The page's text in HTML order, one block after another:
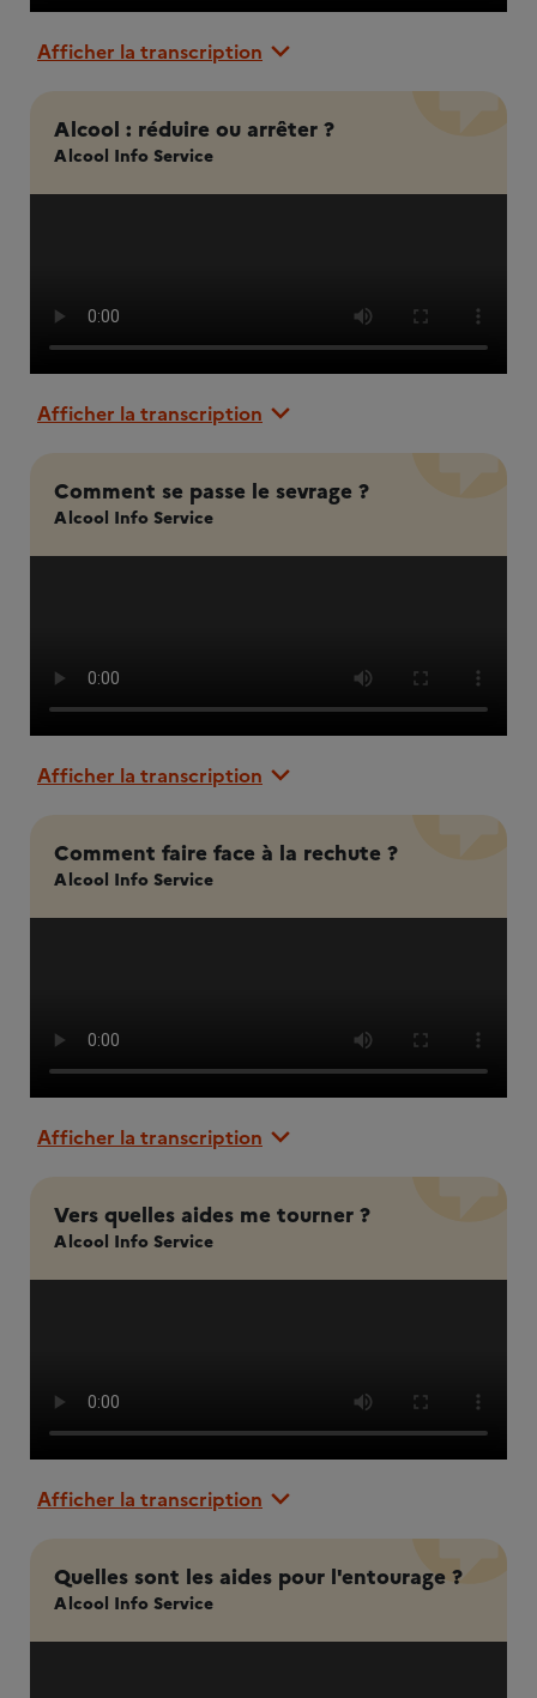
Afficher la transcription
Alcool : réduire ou arrêter ?
Alcool Info Service
Afficher la transcription
Comment se passe le sevrage ?
Alcool Info Service
Afficher la transcription
Comment faire face à la rechute ?
Alcool Info Service
Afficher la transcription
Vers quelles aides me tourner ?
Alcool Info Service
Afficher la transcription
Quelles sont les aides pour l'entourage ?
Alcool Info Service